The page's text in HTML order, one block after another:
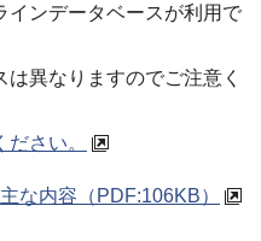
インデータベースが利用で
異なりますのでご注意く
さい。
な内容（PDF:106KB）